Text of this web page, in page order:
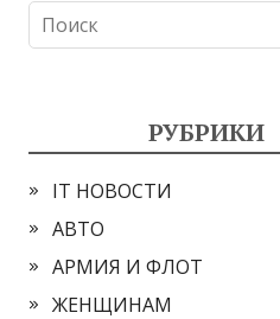
РУБРИКИ
IT НОВОСТИ
АВТО
АРМИЯ И ФЛОТ
ЖЕНЩИНАМ